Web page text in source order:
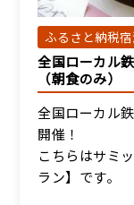
ふるさと納税
全国ローカル
（朝食のみ）
全国ローカル
開催！
こちらはサミ
ラン】です。